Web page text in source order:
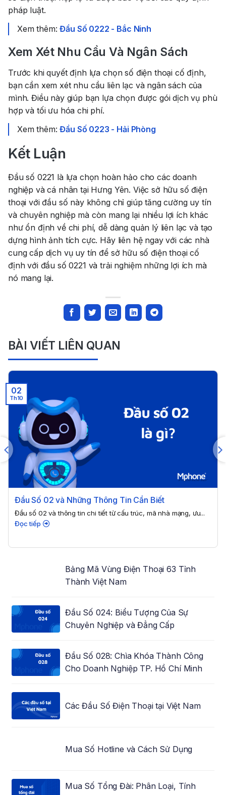
pháp luật.
Xem thêm:Đầu Số 0222 - Bắc Ninh
Xem Xét Nhu Cầu Và Ngân Sách
Trước khi quyết định lựa chọn số điện thoại cố định,
bạn cần xem xét nhu cầu liên lạc và ngân sách của
mình. Điều này giúp bạn lựa chọn được gói dịch vụ phù
hợp và tối ưu hóa chi phí.
Xem thêm:Đầu Số 0223 - Hải Phòng
Kết Luận
Đầu số 0221 là lựa chọn hoàn hảo cho các doanh
nghiệp và cá nhân tại Hưng Yên. Việc sở hữu số điện
thoại với đầu số này không chỉ giúp tăng cường uy tín
và chuyên nghiệp mà còn mang lại nhiều lợi ích khác
như ổn định về chi phí, dễ dàng quản lý liên lạc và tạo
dựng hình ảnh tích cực. Hãy liên hệ ngay với các nhà
cung cấp dịch vụ uy tín để sở hữu số điện thoại cố
định với đầu số 0221 và trải nghiệm những lợi ích mà
nó mang lại.
BÀI VIẾT LIÊN QUAN
Đầu Số 02 và Những Thông Tin Cần Biết
Đầu số 02 và thông tin chi tiết từ cấu trúc, mã nhà mạng, ưu...
Đọc tiếp
02
Th10
Bảng Mã Vùng Điện Thoại 63 Tỉnh
Thành Việt Nam
Đầu Số 024: Biểu Tượng Của Sự
Chuyên Nghiệp và Đẳng Cấp
Đầu Số 028: Chìa Khóa Thành Công
Cho Doanh Nghiệp TP. Hồ Chí Minh
Các Đầu Số Điện Thoại tại Việt Nam
Mua Số Hotline và Cách Sử Dụng
Mua Số Tổng Đài: Phân Loại, Tính